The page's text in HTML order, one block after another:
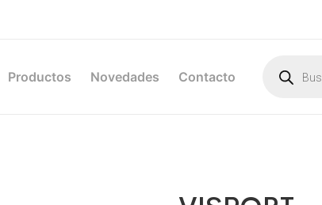
Productos Novedades Contacto